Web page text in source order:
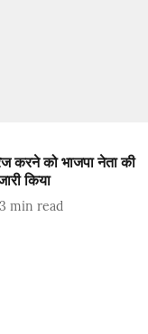
करने को भाजपा नेता की
किया
3 min read